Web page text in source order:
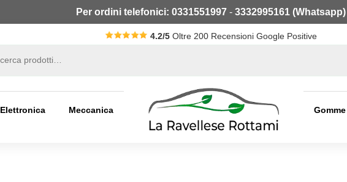
Per ordini telefonici: 0331551997 - 3332995161 (Whatsapp)
4.2/5 Oltre 200 Recensioni Google Positive
Elettronica Meccanica Gomme